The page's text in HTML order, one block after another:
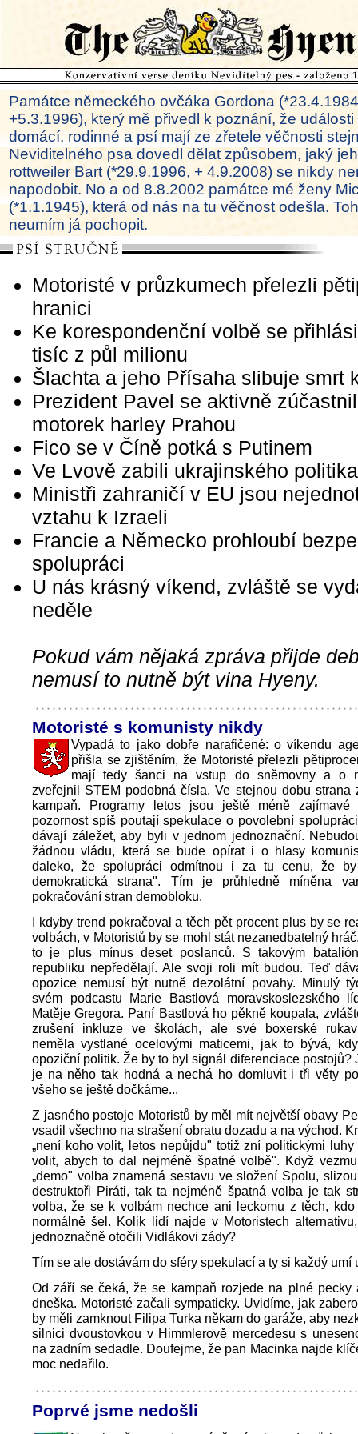
Památce německého ovčáka Gordona
+5.3.1996), který mě přivedl k poznání, že
domácí, rodinné a psí mají ze zřetele věčnosti
Neviditelného psa dovedl dělat způsobem, jaký
rottweiler Bart (*29.9.1996, + 4.9.2008) se nikdy
napodobit. No a od 8.8.2002 památce mé ženy
(*1.1.1945), která od nás na tu věčnost odešla.
neumím já pochopit.
Motoristé v průzkumech přelezli
hranici
Ke korespondenční volbě se
tisíc z půl milionu
Šlachta a jeho Přísaha slibuje smrt
Prezident Pavel se aktivně
motorek harley Prahou
Fico se v Číně potká s Putinem
Ve Lvově zabili ukrajinského
Ministři zahraničí v EU jsou
vztahu k Izraeli
Francie a Německo prohloubí
spolupráci
U nás krásný víkend, zvláště se
neděle
Pokud vám nějaká zpráva přijde
nemusí to nutně být vina Hyeny.
Motoristé s komunisty nikdy
Vypadá to jako dobře narafičené: o víkendu
přišla se zjištěním, že Motoristé přelezli
mají tedy šanci na vstup do sněmovny a o
zveřejnil STEM podobná čísla. Ve stejnou dobu strana
kampaň. Programy letos jsou ještě méně
pozornost spíš poutají spekulace o povolební
dávají záležet, aby byli v jednom jednoznační.
žádnou vládu, která se bude opírat i o hlasy
daleko, že spolupráci odmítnou i za tu cenu, že
demokratická strana". Tím je průhledně míněna
pokračování stran demobloku.
I kdyby trend pokračoval a těch pět procent plus by se
volbách, v Motoristů by se mohl stát nezanedbatelný
to je plus mínus deset poslanců. S takovým
republiku nepředělají. Ale svoji roli mít budou. Teď
opozice nemusí být nutně dezolátní povahy. Minulý
svém podcastu Marie Bastlová moravskoslezského
Matěje Gregora. Paní Bastlová ho pěkně koupala,
zrušení inkluze ve školách, ale své boxerské
neměla vystlané ocelovými maticemi, jak to bývá,
opoziční politik. Že by to byl signál diferenciace postojů?
je na něho tak hodná a nechá ho domluvit i tři věty
všeho se ještě dočkáme...
Z jasného postoje Motoristů by měl mít největší obavy
vsadil všechno na strašení obratu dozadu a na východ.
„není koho volit, letos nepůjdu" totiž zní politickými luhy
volit, abych to dal nejméně špatné volbě". Když
„demo" volba znamená sestavu ve složení Spolu,
destruktoři Piráti, tak ta nejméně špatná volba je tak
volba, že se k volbám nechce ani leckomu z těch,
normálně šel. Kolik lidí najde v Motoristech
jednoznačně otočili Vidlákovi zády?
Tím se ale dostávám do sféry spekulací a ty si každý umí
Od září se čeká, že se kampaň rozjede na plné pecky
dneška. Motoristé začali sympaticky. Uvidíme, jak
by měli zamknout Filipa Turka někam do garáže, aby
silnici dvoustovkou v Himmlerově mercedesu s
na zadním sedadle. Doufejme, že pan Macinka najde
moc nedařilo.
Poprvé jsme nedošli